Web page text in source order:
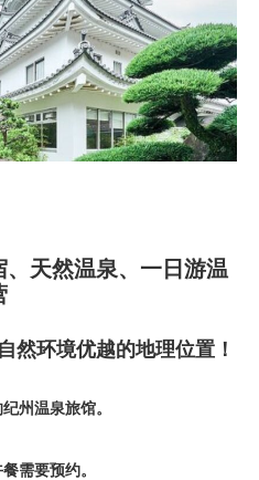
天然温泉、一日游温
然环境优越的地理位置！
州温泉旅馆。
需要预约。